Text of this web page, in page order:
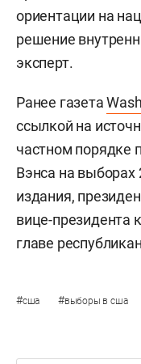
ориентации на
решение
эксперт.
Ранее газета
ссылкой на
частном порядке
Вэнса на
издания,
вице-президента
главе
#сша #выборы в сша